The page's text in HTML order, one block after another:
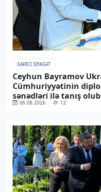
XARICI SIYASƏT
Ceyhun Bayramov
Cümhuriyyətinin
sənədləri ilə tanış olub
06.08.2026 12